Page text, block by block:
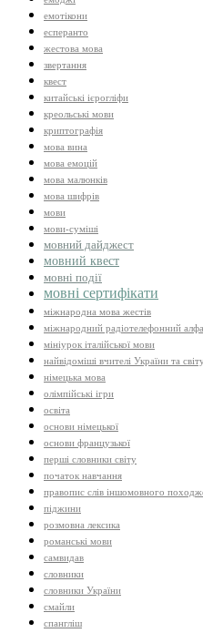
емотікони
есперанто
жестова мова
звертання
квест
китайські ієрогліфи
креольські мови
криптографія
мова вина
мова емоцій
мова малюнків
мова шифрів
мови
мови-суміші
мовний дайджест
мовний квест
мовні події
мовні сертифікати
міжнародна мова жестів
міжнародний радіотелефонний
мініурок італійської мови
найвідоміші вчителі України та світу
німецька мова
олімпійські ігри
освіта
основи німецької
основи французької
перші словники світу
початок навчання
правопис слів іншомовного
піджини
розмовна лексика
романські мови
самвидав
словники
словники України
смайли
спангліш